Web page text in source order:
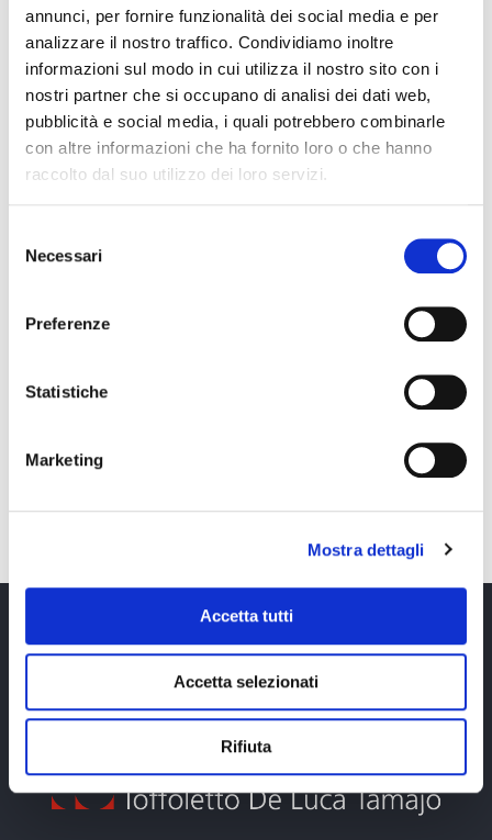
annunci, per fornire funzionalità dei social media e per
analizzare il nostro traffico. Condividiamo inoltre
informazioni sul modo in cui utilizza il nostro sito con i
nostri partner che si occupano di analisi dei dati web,
pubblicità e social media, i quali potrebbero combinarle
con altre informazioni che ha fornito loro o che hanno
raccolto dal suo utilizzo dei loro servizi.
delNecessari
Preferenze
Statistiche
Marketing
Mostra dettagli
Accetta tutti
Accetta selezionati
Rifiuta
Before
After
Testimonials
easy to set up and customize. Customer
support has also been great when I have had
questions. Online documentation is very
Previous Next
Stationery
Un prodotto di Toffoletto De Luca Tamajo